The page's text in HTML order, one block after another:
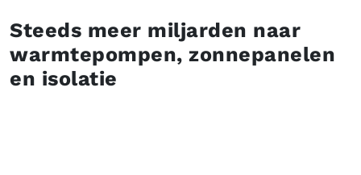
Steeds meer miljarden naar
warmtepompen, zonnepanelen
en isolatie